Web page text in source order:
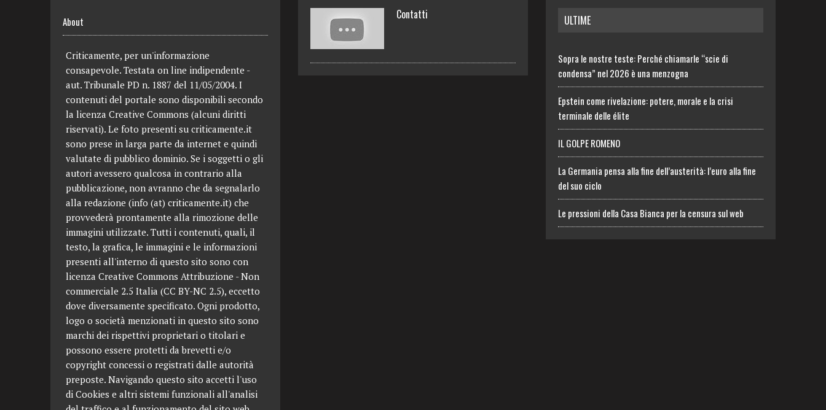
About
Criticamente, per un'informazione
consapevole. Testata on line indipendente -
aut. Tribunale PD n. 1887 del 11/05/2004. I
contenuti del portale sono disponibili secondo
la licenza Creative Commons (alcuni diritti
riservati). Le foto presenti su criticamente.it
sono prese in larga parte da internet e quindi
valutate di pubblico dominio. Se i soggetti o gli
autori avessero qualcosa in contrario alla
pubblicazione, non avranno che da segnalarlo
alla redazione (info (at) criticamente.it) che
provvederà prontamente alla rimozione delle
immagini utilizzate. Tutti i contenuti, quali, il
testo, la grafica, le immagini e le informazioni
presenti all'interno di questo sito sono con
licenza Creative Commons Attribuzione - Non
commerciale 2.5 Italia (CC BY-NC 2.5), eccetto
dove diversamente specificato. Ogni prodotto,
logo o società menzionati in questo sito sono
marchi dei rispettivi proprietari o titolari e
possono essere protetti da brevetti e/o
copyright concessi o registrati dalle autorità
preposte. Navigando questo sito accetti l'uso
di Cookies e altri sistemi funzionali all'analisi
Contatti ULTIME
Sopra le nostre teste: Perché chiamarle “scie di
condensa” nel 2026 è una menzogna
Epstein come rivelazione: potere, morale e la crisi
terminale delle élite
IL GOLPE ROMENO
La Germania pensa alla fine dell’austerità: l’euro alla fine
del suo ciclo
Le pressioni della Casa Bianca per la censura sul web